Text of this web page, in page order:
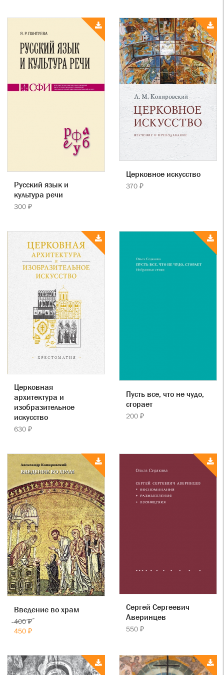
Русский язык и
культура речи
300 ₽
Церковное искусство
370 ₽
Церковная
архитектура и
изобразительное
искусство
630 ₽
Пусть все, что не чудо,
сгорает
200 ₽
Введение во храм
400 ₽
450 ₽
Сергей Сергеевич
Аверинцев
550 ₽